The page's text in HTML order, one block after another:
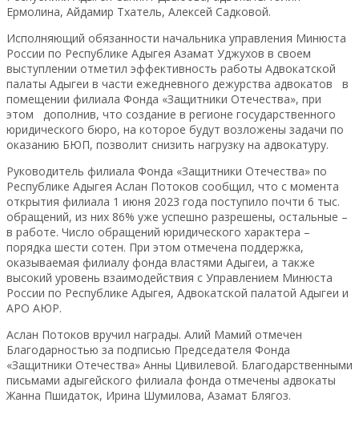
Ермолина, Айдамир Тхатель, Алексей Садковой.
Исполняющий обязанности начальника управления Минюста
России по Республике Адыгея Азамат Уджухов в своем
выступлении отметил эффективность работы Адвокатской
палаты Адыгеи в части ежедневного дежурства адвокатов в
помещении филиала Фонда «Защитники Отечества», при
этом дополнив, что создание в регионе государственного
юридического бюро, на которое будут возложены задачи по
оказанию БЮП, позволит снизить нагрузку на адвокатуру.
Руководитель филиала Фонда «Защитники Отечества» по
Республике Адыгея Аслан Потоков сообщил, что с момента
открытия филиала 1 июня 2023 года поступило почти 6 тыс.
обращений, из них 86% уже успешно разрешены, остальные –
в работе. Число обращений юридического характера –
порядка шести сотен. При этом отмечена поддержка,
оказываемая филиалу фонда властями Адыгеи, а также
высокий уровень взаимодействия с Управлением Минюста
России по Республике Адыгея, Адвокатской палатой Адыгеи и
АРО АЮР.
Аслан Потоков вручил награды. Алий Мамий отмечен
Благодарностью за подписью Председателя Фонда
«Защитники Отечества» Анны Цивилевой. Благодарственными
письмами адыгейского филиала фонда отмечены адвокаты
Жанна Пшидаток, Ирина Шумилова, Азамат Блягоз.